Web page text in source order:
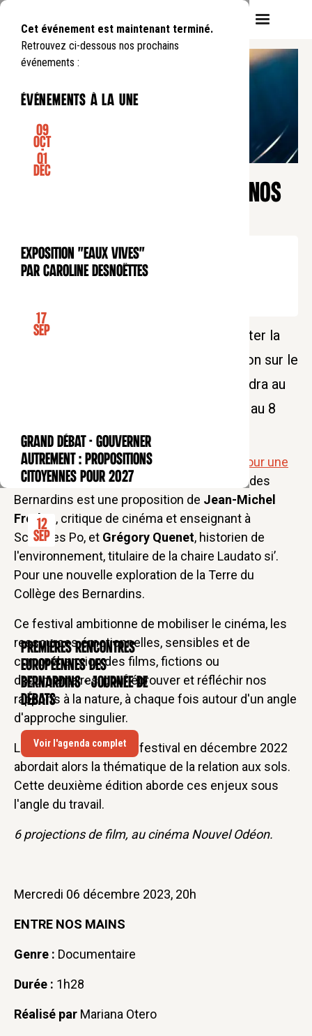
Cet événement est maintenant terminé.
Retrouvez ci-dessous nos prochains
événements :
événements à la une
EXPOSITION
09
Oct
-
01
Déc
Exposition "Eaux Vives"
par Caroline Desnoëttes
CONFÉRENCE
17
Sep
GRAND DÉBAT - Gouverner
autrement : propositions
citoyennes pour 2027
CONFÉRENCE
12
Sep
Premières rencontres
européennes des
Bernardins - Journée de
débats
Voir l'agenda complet
CONCERT
FESTIVAL DU CINÉMA - ENTRE NOS
Mercredi6
.
12de 20:00à22:00
Au cinéma Nouvel Odéon : 6, rue de l'École-de-
Le festival de cinéma "Manières d'habiter la
terre" revient avec une deuxième édition sur le
thème "Travail et écologie", qui se tiendra au
cinéma Nouvel Odéon, du 2 décembre au 8
décembre 2023.
Ce festival initié par la chaire
Laudato si'. Pour une
nouvelle exploration de la Terre
du Collège des
Bernardins est une proposition de Jean-Michel
Frodon , critique de cinéma et enseignant à
Sciences Po, et Grégory Quenet, historien de
l'environnement, titulaire de la chaire Laudato si’.
Pour une nouvelle exploration de la Terre du
Collège des Bernardins.
Ce festival ambitionne de mobiliser le cinéma, les
ressources émotionnelles, sensibles et de
compréhension des films, fictions ou
documentaires, pour éprouver et réfléchir nos
rapports à la nature, à chaque fois autour d'un angle
d'approche singulier.
La première édition du festival en décembre 2022
abordait alors la thématique de la relation aux sols.
Cette deuxième édition aborde ces enjeux sous
l'angle du travail.
6 projections de film, au cinéma Nouvel Odéon.
Mercredi 06 décembre 2023, 20h
ENTRE NOS MAINS
Genre : Documentaire
Durée : 1h28
Réalisé par Mariana Otero